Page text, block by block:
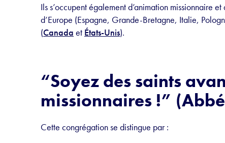
Ils s’occupent également d’animation missionnaire
d’Europe (Espagne, Grande-Bretagne, Italie,
(Canada et États-Unis).
“Soyez des saints
missionnaires !”
Cette congrégation se distingue par :